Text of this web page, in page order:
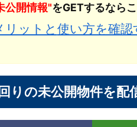
公開情報"をGETするならこ
リットと 使い方を確認
りの未公開物件を配